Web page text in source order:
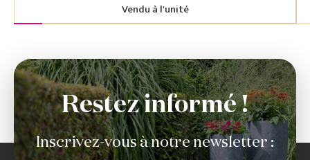
Vendu à l'unité
Restez informé !
Inscrivez-vous à notre newsletter :